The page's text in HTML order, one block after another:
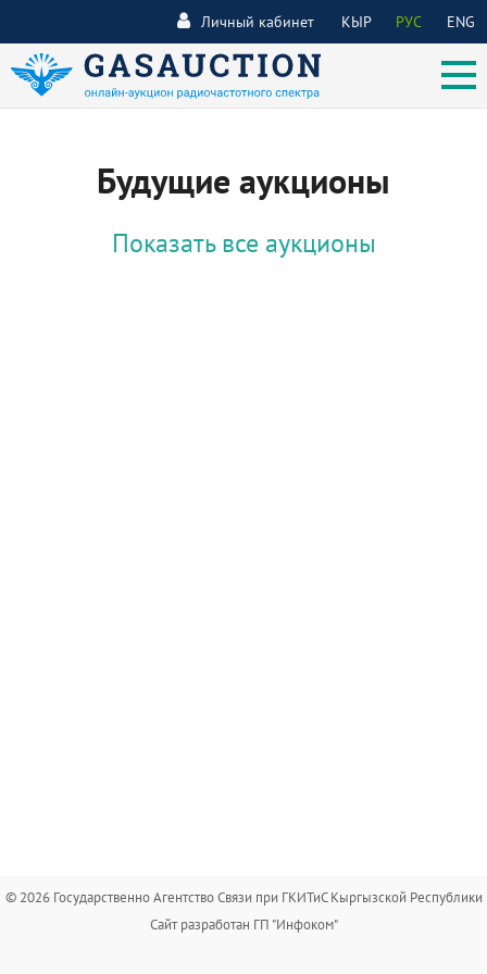
КЫР РУС ENG
Личный кабинет
Будущие аукционы
Показать все аукционы
© 2026 Государственно Агентство Связи при ГКИТиС Кыргызской Республики
Сайт разработан ГП "Инфоком"